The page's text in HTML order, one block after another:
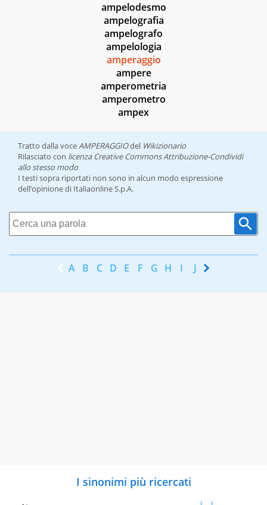
ampelodesmo
ampelografia
ampelografo
ampelologia
amperaggio
ampere
amperometria
amperometro
ampex
Tratto dalla voceAMPERAGGIOdel Wikizionario
Rilasciato con licenza Creative Commons Attribuzione-Condividi
allo stesso modo
I testi sopra riportati non sono in alcun modo espressione
dell’opinione di Italiaonline S.p.A.
A B C D E F G H I J K
I sinonimi più ricercati